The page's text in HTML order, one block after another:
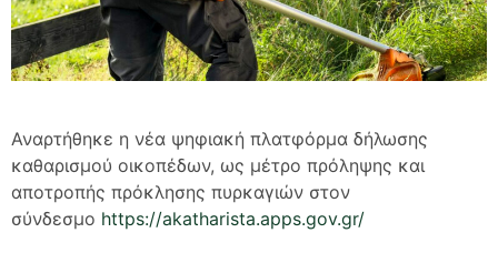
Αναρτήθηκε η νέα ψηφιακή πλατφόρμα δήλωσης
καθαρισμού οικοπέδων, ως μέτρο πρόληψης και
αποτροπής πρόκλησης πυρκαγιών στον
σύνδεσμο https://akatharista.apps.gov.gr/